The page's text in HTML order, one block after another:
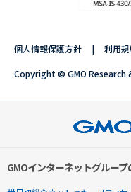
個人情報保護方針 利用
Copyright © GMO Research
GMOインターネットグルー